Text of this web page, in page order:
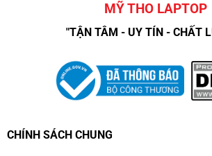
MỸ THO LAPTOP
"TẬN TÂM - UY TÍN - CHẤT
CHÍNH SÁCH CHUNG